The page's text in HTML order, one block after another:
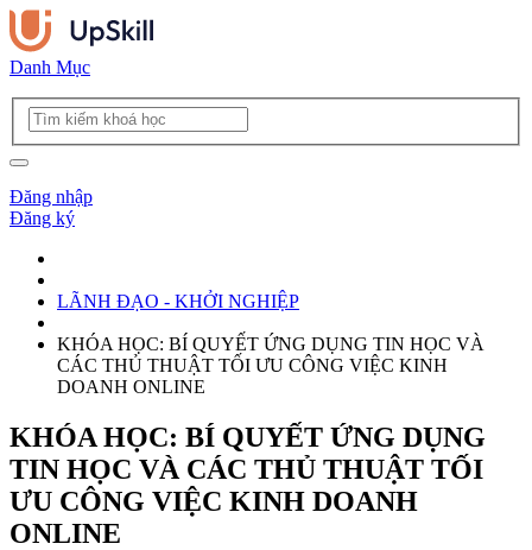
Danh Mục
Đăng nhập
Đăng ký
LÃNH ĐẠO - KHỞI NGHIỆP
KHÓA HỌC: BÍ QUYẾT ỨNG DỤNG TIN HỌC VÀ
CÁC THỦ THUẬT TỐI ƯU CÔNG VIỆC KINH
DOANH ONLINE
KHÓA HỌC: BÍ QUYẾT ỨNG DỤNG
TIN HỌC VÀ CÁC THỦ THUẬT TỐI
ƯU CÔNG VIỆC KINH DOANH
ONLINE